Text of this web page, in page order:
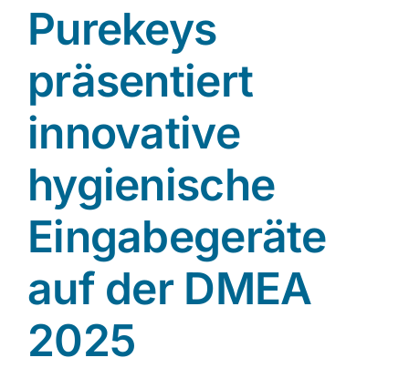
Purekeys
präsentiert
innovative
hygienische
Eingabegeräte
auf der DMEA
2025